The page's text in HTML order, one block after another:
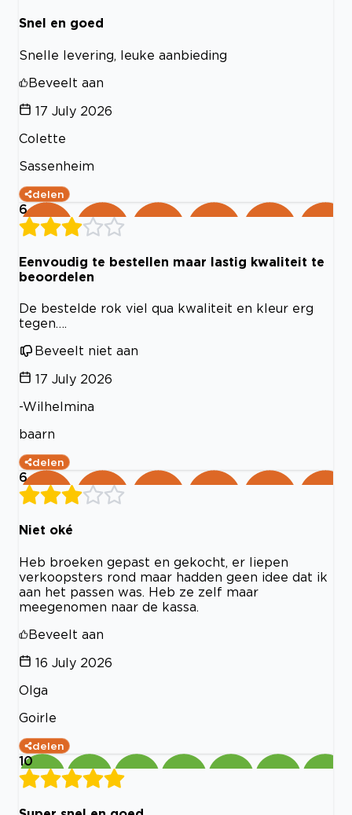
Snel en goed
Snelle levering, leuke aanbieding
Beveelt aan
17 July 2026
Colette
Sassenheim
delen
6
Eenvoudig te bestellen maar lastig kwaliteit te
beoordelen
De bestelde rok viel qua kwaliteit en kleur erg
tegen….
Beveelt niet aan
17 July 2026
-Wilhelmina
baarn
delen
6
Niet oké
Heb broeken gepast en gekocht, er liepen
verkoopsters rond maar hadden geen idee dat ik
aan het passen was. Heb ze zelf maar
meegenomen naar de kassa.
Beveelt aan
16 July 2026
Olga
Goirle
delen
10